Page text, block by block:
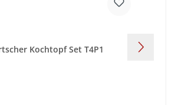
Kochtopf Set T4P1